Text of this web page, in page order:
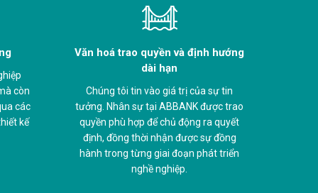
còn
các
kế
Văn hoá trao quyền và định hướng
dài hạn
Chúng tôi tin vào giá trị của sự tin
tưởng. Nhân sự tại ABBANK được trao
quyền phù hợp để chủ động ra quyết
định, đồng thời nhận được sự đồng
hành trong từng giai đoạn phát triển
nghề nghiệp.